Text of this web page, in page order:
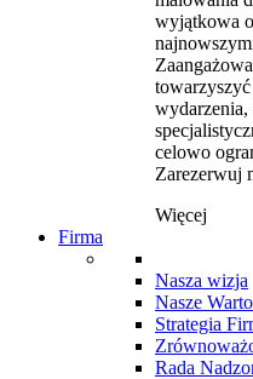
wyjątkowa
towarzyszyć
wydarzenia,
celowo
Zarezerwuj
Więcej
Firma
Nasza wizja
Nasze
Strategia
Rada